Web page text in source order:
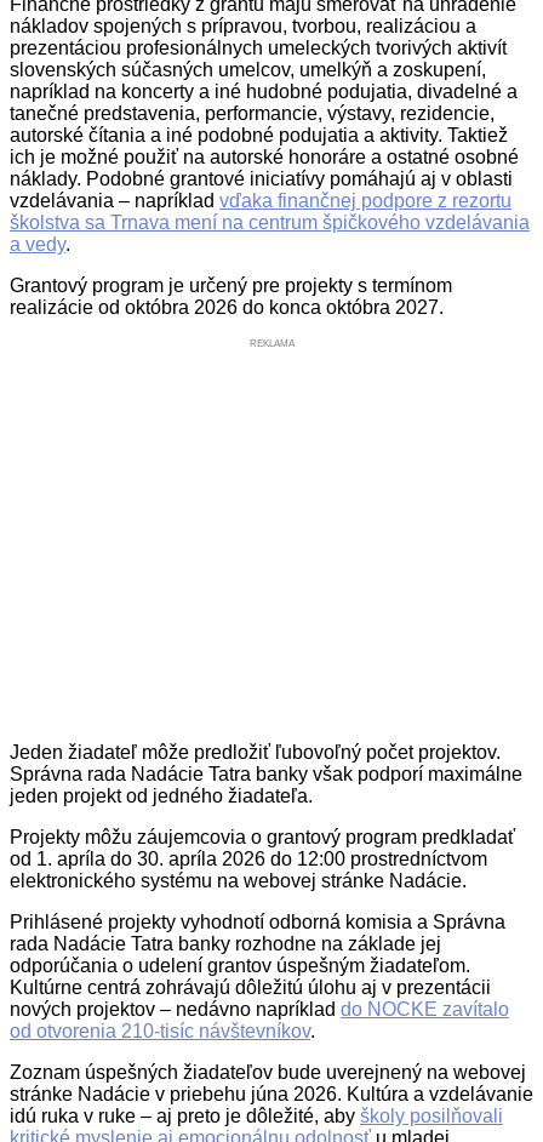
nákladov spojených s prípravou, tvorbou, realizáciou a
prezentáciou profesionálnych umeleckých tvorivých aktivít
slovenských súčasných umelcov, umelkýň a zoskupení,
napríklad na koncerty a iné hudobné podujatia, divadelné a
tanečné predstavenia, performancie, výstavy, rezidencie,
autorské čítania a iné podobné podujatia a aktivity. Taktiež
ich je možné použiť na autorské honoráre a ostatné osobné
náklady. Podobné grantové iniciatívy pomáhajú aj v oblasti
vzdelávania – napríklad vďaka finančnej podpore z rezortu
školstva sa Trnava mení na centrum špičkového vzdelávania
a vedy.
Grantový program je určený pre projekty s termínom
realizácie od októbra 2026 do konca októbra 2027.
REKLAMA
Jeden žiadateľ môže predložiť ľubovoľný počet projektov.
Správna rada Nadácie Tatra banky však podporí maximálne
jeden projekt od jedného žiadateľa.
Projekty môžu záujemcovia o grantový program predkladať
od 1. apríla do 30. apríla 2026 do 12:00 prostredníctvom
elektronického systému na webovej stránke Nadácie.
Prihlásené projekty vyhodnotí odborná komisia a Správna
rada Nadácie Tatra banky rozhodne na základe jej
odporúčania o udelení grantov úspešným žiadateľom.
Kultúrne centrá zohrávajú dôležitú úlohu aj v prezentácii
nových projektov – nedávno napríklad do NOCKE zavítalo
od otvorenia 210-tisíc návštevníkov.
Zoznam úspešných žiadateľov bude uverejnený na webovej
stránke Nadácie v priebehu júna 2026. Kultúra a vzdelávanie
idú ruka v ruke – aj preto je dôležité, aby školy posilňovali
kritické myslenie aj emocionálnu odolnosť u mladej